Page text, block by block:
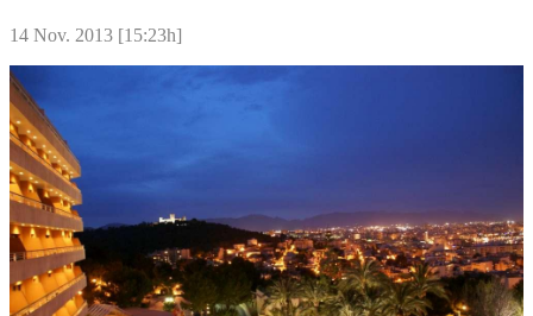
14 Nov. 2013 [15:23h]